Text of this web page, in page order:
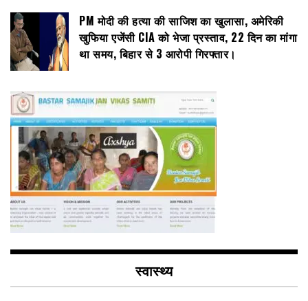
PM मोदी की हत्या की साजिश का खुलासा, अमेरिकी
खुफिया एजेंसी CIA को भेजा प्रस्ताव, 22 दिन का मांगा
था समय, बिहार से 3 आरोपी गिरफ्तार।
स्वास्थ्य